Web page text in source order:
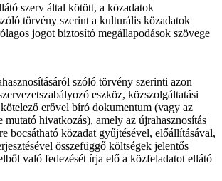
szerv által kötött, a közadatok
törvény szerint a kulturális közadatok
jogot biztosító megállapodások szövege
szóló törvény szerinti azon
eszköz, közszolgáltatási
erővel bíró dokumentum (vagy az
mutató hivatkozás), amely az újrahasznosítás
bocsátható közadat gyűjtésével, előállításával,
összefüggő költségek jelentős
való fedezését írja elő a közfeladatot ellátó